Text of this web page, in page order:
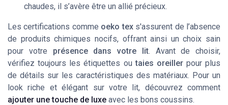
chaudes, il s’avère être un allié précieux.
Les certifications comme oeko texs'assurent de l’absence
de produits chimiques nocifs, offrant ainsi un choix sain
pour votre présence dans votre lit. Avant de choisir,
vérifiez toujours les étiquettes outaies oreillerpour plus
de détails sur les caractéristiques des matériaux. Pour un
look riche et élégant sur votre lit, découvrez comment
ajouter une touche de luxe avec les bons coussins.